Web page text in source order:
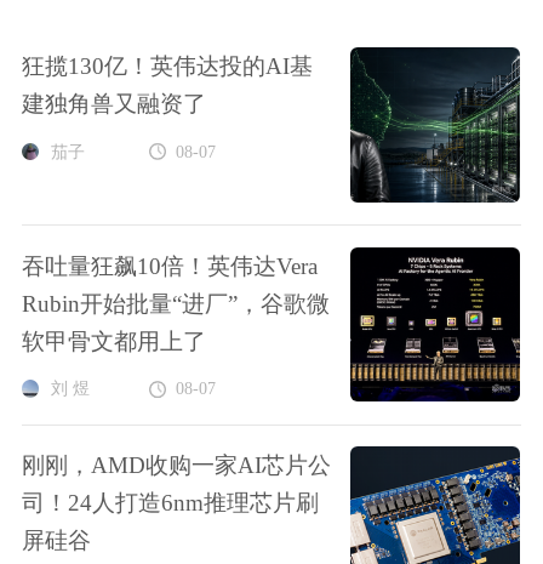
狂揽130亿！英伟达投的AI基
建独角兽又融资了
茄子 08-07
吞吐量狂飙10倍！英伟达Vera
Rubin开始批量“进厂”，谷歌微
软甲骨文都用上了
刘 煜 08-07
刚刚，AMD收购一家AI芯片公
司！24人打造6nm推理芯片刷
屏硅谷